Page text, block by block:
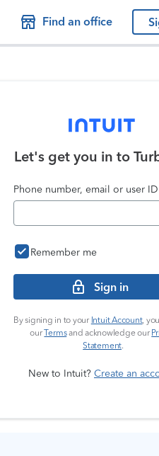
Find an office
Let's get you in to
Phone number, email or user ID
Remember me
Sign in
By signing in to your Intuit Account,
ourTermsand acknowledge our
Statement.
New to Intuit? Create an